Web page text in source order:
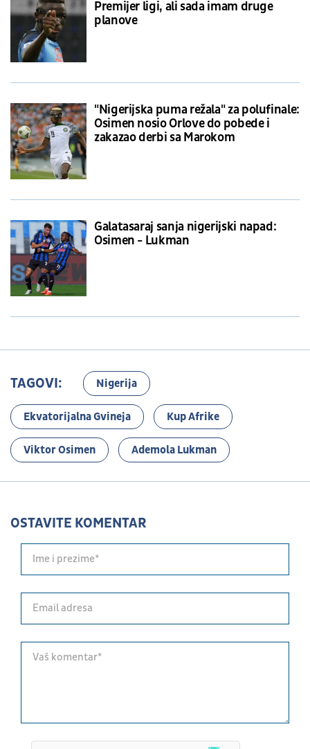
Premijer ligi, ali sada imam druge
planove
"Nigerijska puma režala" za polufinale:
Osimen nosio Orlove do pobede i
zakazao derbi sa Marokom
Galatasaraj sanja nigerijski napad:
Osimen - Lukman
TAGOVI: Nigerija
Ekvatorijalna Gvineja Kup Afrike
Viktor Osimen Ademola Lukman
OSTAVITE KOMENTAR